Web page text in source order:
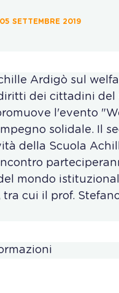
SETTEMBRE 2019
Ardigò sul
dei cittadini del
l'evento
solidale. Il
della Scuola
mondo
tra cui il prof.